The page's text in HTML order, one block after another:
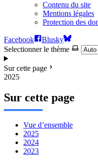
Contenu du site
Mentions légales
Protection des
Facebook
Blusky
Selectionner le thème
Sur cette page
2025
Sur cette page
Vue d’ensemble
2025
2024
2023